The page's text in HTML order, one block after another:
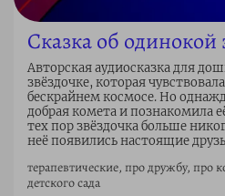
Сказка об одинокой
Авторская аудиосказка для
звёздочке, которая
бескрайнем космосе. Но
добрая комета и познакомила
тех пор звёздочка больше
неё появились настоящие
терапевтические, про дружбу, про
детского сада